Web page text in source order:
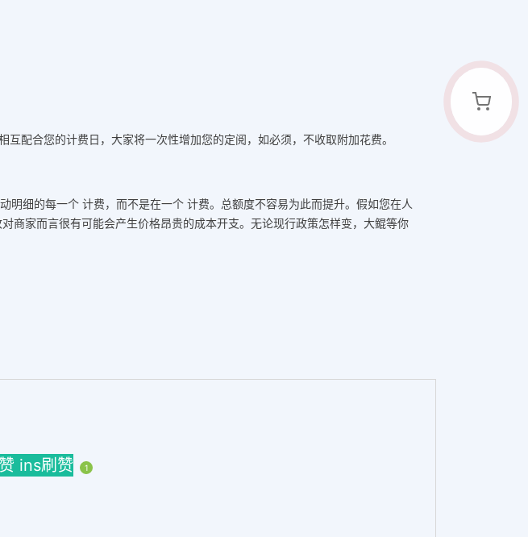
配合您的计费日，大家将一次性增加您的定阅，如必须，不收取附加花费。
细的每一个 计费，而不是在一个 计费。总额度不容易为此而提升。假如您在人
商家而言很有可能会产生价格昂贵的成本开支。无论现行政策怎样变，大鲲等你
ins刷赞 1